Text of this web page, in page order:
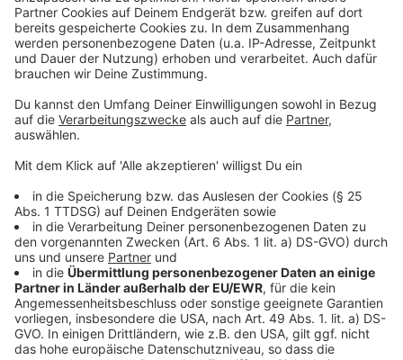
Strich: Die Spritze kann ein starkes Werkzeug sein –
aber eben nur in den richtigen Händen.
Anzeige
Anzeige
©RADIO NRW
Dr. Markus Gellenbeck und Jana Hermanski im Studio
Anzeige